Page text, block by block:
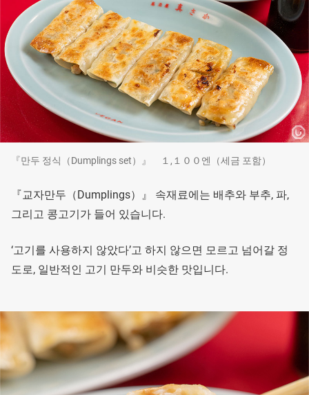
『만두 정식（Dumplings set）』 １,１００엔（세금 포함）
『교자만두（Dumplings）』 속재료에는 배추와 부추, 파,
그리고 콩고기가 들어 있습니다.
‘고기를 사용하지 않았다’고 하지 않으면 모르고 넘어갈 정
도로, 일반적인 고기 만두와 비슷한 맛입니다.